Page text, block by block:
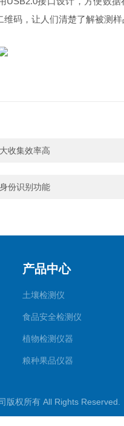
码，让人们清楚了解被测
收集效率高
份识别功能
产品中心
土壤检测仪
食品安全检测仪
植物检测仪器
粮种果品仪器
水质检测仪
版权所有 All Rights